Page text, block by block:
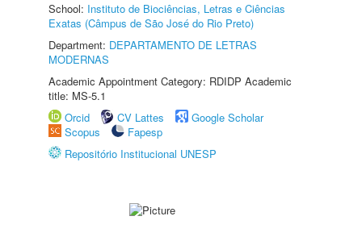
School: Instituto de Biociências, Letras e Ciências
Exatas (Câmpus de São José do Rio Preto)
Department: DEPARTAMENTO DE LETRAS
MODERNAS
Academic Appointment Category: RDIDP Academic
title: MS-5.1
Orcid
CV Lattes
Google Scholar
Scopus
Fapesp
Repositório Institucional UNESP